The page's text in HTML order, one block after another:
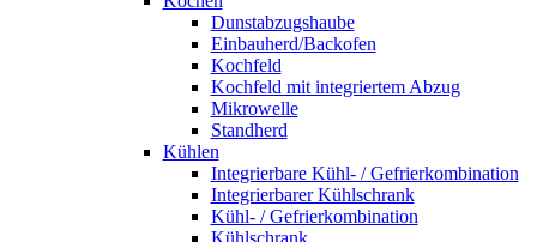
Dunstabzugshaube
Einbauherd/Backofen
Kochfeld
Kochfeld mit integriertem Abzug
Mikrowelle
Standherd
Kühlen
Integrierbare Kühl- / Gefrierkombination
Integrierbarer Kühlschrank
Kühl- / Gefrierkombination
Kühlschrank